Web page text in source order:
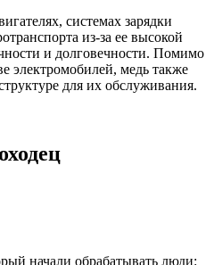
системах зарядки
из-за ее высокой
и долговечности. Помимо
электромобилей, медь также
для их обслуживания.
начали обрабатывать люди: